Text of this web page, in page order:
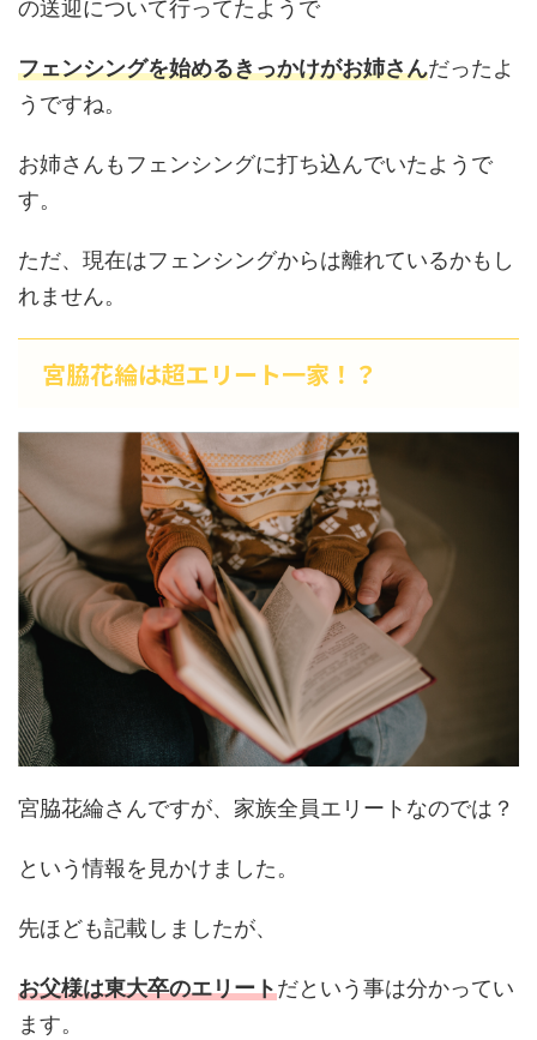
の送迎について行ってたようで
フェンシングを始めるきっかけがお姉さんだったよ
うですね。
お姉さんもフェンシングに打ち込んでいたようで
す。
ただ、現在はフェンシングからは離れているかもし
れません。
宮脇花綸は超エリート一家！？
宮脇花綸さんですが、家族全員エリートなのでは？
という情報を見かけました。
先ほども記載しましたが、
お父様は東大卒のエリートだという事は分かってい
ます。